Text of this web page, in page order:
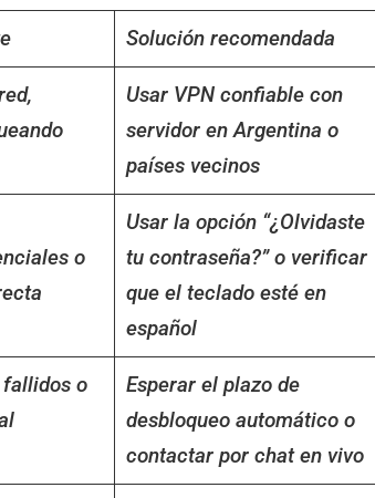
Solución recomendada
Usar VPN confiable con
servidor en Argentina o
países vecinos
o
Usar la opción “¿Olvidaste
tu contraseña?” o verificar
que el teclado esté en
español
o
Esperar el plazo de
desbloqueo automático o
contactar por chat en vivo